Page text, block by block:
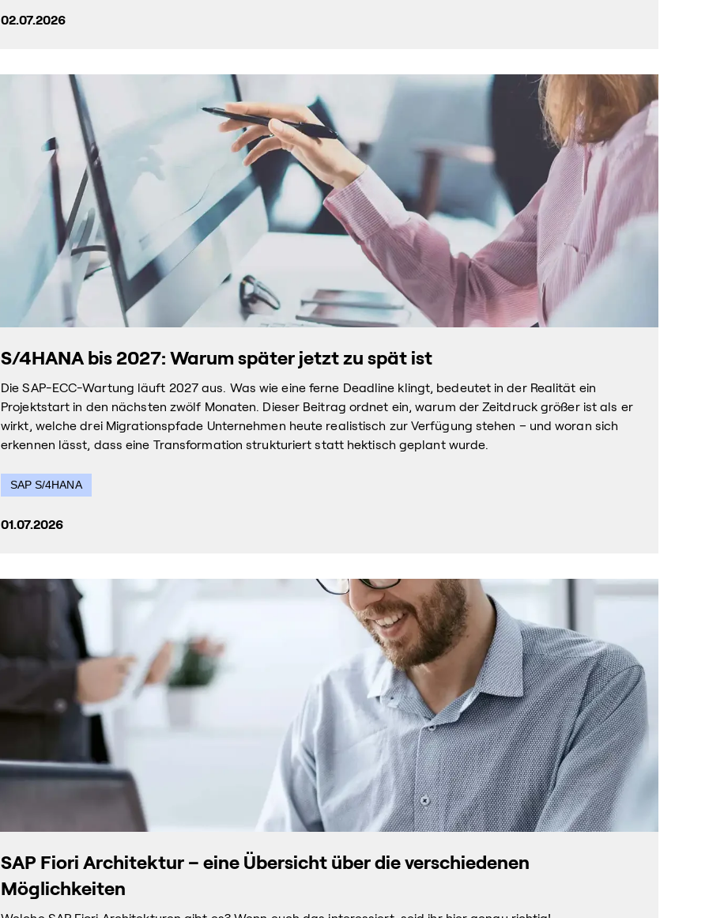
02.07.2026
S/4HANA bis 2027: Warum später jetzt zu spät ist
Die SAP-ECC-Wartung läuft 2027 aus. Was wie eine ferne Deadline klingt, bedeutet in der Realität ein
Projektstart in den nächsten zwölf Monaten. Dieser Beitrag ordnet ein, warum der Zeitdruck größer ist als er
wirkt, welche drei Migrationspfade Unternehmen heute realistisch zur Verfügung stehen – und woran sich
erkennen lässt, dass eine Transformation strukturiert statt hektisch geplant wurde.
SAP S/4HANA
01.07.2026
SAP Fiori Architektur – eine Übersicht über die verschiedenen
Möglichkeiten